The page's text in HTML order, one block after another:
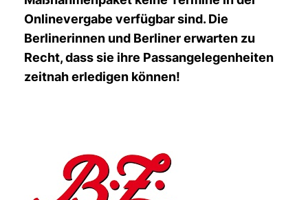
Onlinevergabe verfügbar sind. Die
Berlinerinnen und Berliner erwarten zu
Recht, dass sie ihre Passangelegenheiten
zeitnah erledigen können!